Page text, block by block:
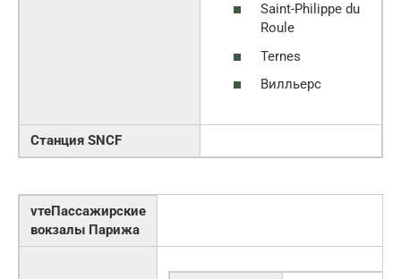
Saint-Philippe du
Roule
Ternes
Вилльерс
Станция SNCF
vтеПассажирские
вокзалы Парижа